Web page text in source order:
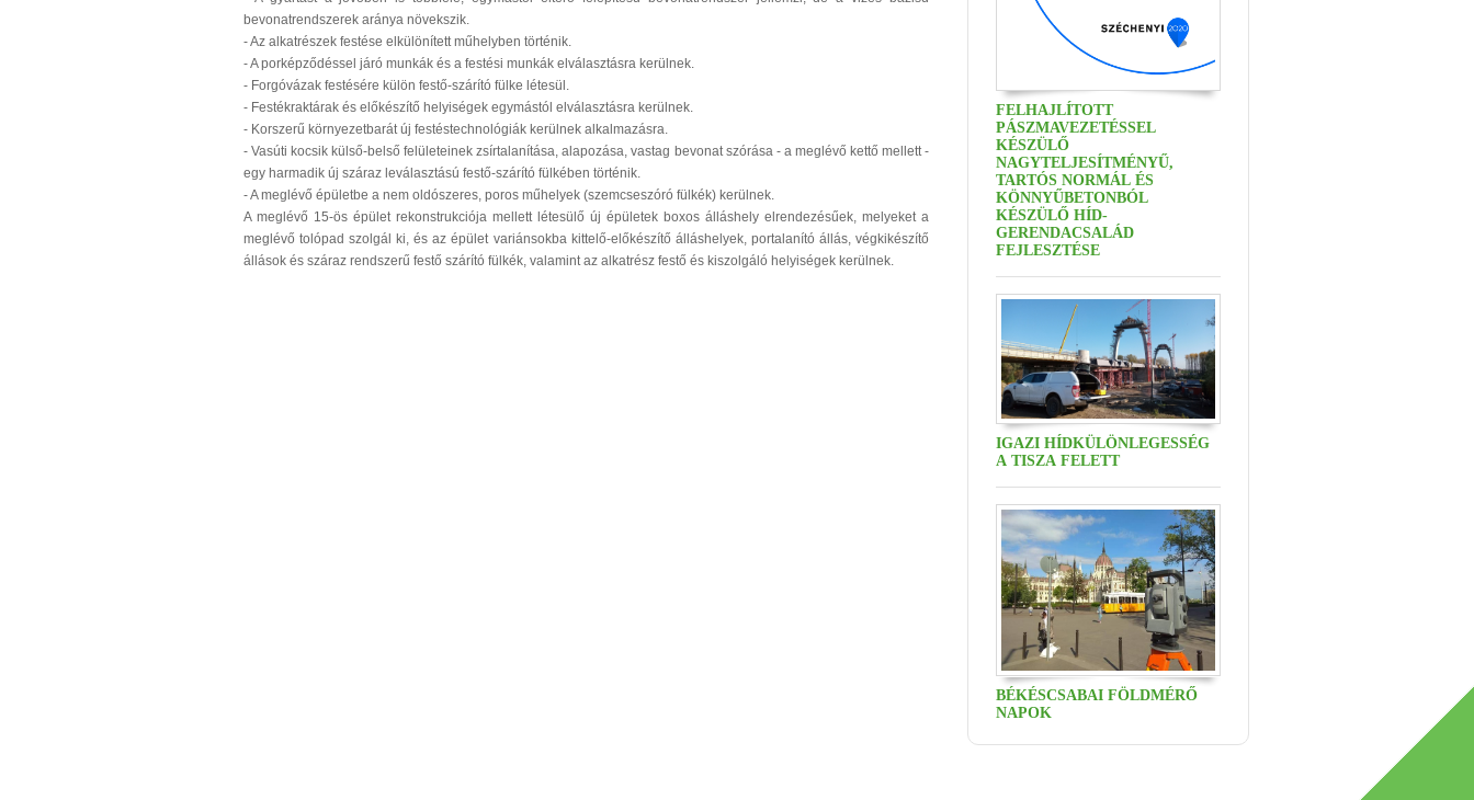
bevonatrendszerek aránya növekszik.
- Az alkatrészek festése elkülönített műhelyben történik.
- A porképződéssel járó munkák és a festési munkák elválasztásra kerülnek.
- Forgóvázak festésére külön festő-szárító fülke létesül.
- Festékraktárak és előkészítő helyiségek egymástól elválasztásra kerülnek.
- Korszerű környezetbarát új festéstechnológiák kerülnek alkalmazásra.
- Vasúti kocsik külső-belső felületeinek zsírtalanítása, alapozása, vastag bevonat szórása - a meglévő kettő mellett -
egy harmadik új száraz leválasztású festő-szárító fülkében történik.
- A meglévő épületbe a nem oldószeres, poros műhelyek (szemcseszóró fülkék) kerülnek.
A meglévő 15-ös épület rekonstrukciója mellett létesülő új épületek boxos álláshely elrendezésűek, melyeket a
meglévő tolópad szolgál ki, és az épület variánsokba kittelő-előkészítő álláshelyek, portalanító állás, végkikészítő
állások és száraz rendszerű festő szárító fülkék, valamint az alkatrész festő és kiszolgáló helyiségek kerülnek.
FELHAJLÍTOTT
PÁSZMAVEZETÉSSEL
KÉSZÜLŐ
NAGYTELJESÍTMÉNYŰ,
TARTÓS NORMÁL ÉS
KÖNNYŰBETONBÓL
KÉSZÜLŐ HÍD-
GERENDACSALÁD
FEJLESZTÉSE
IGAZI HÍDKÜLÖNLEGESSÉG
A TISZA FELETT
BÉKÉSCSABAI FÖLDMÉRŐ
NAPOK